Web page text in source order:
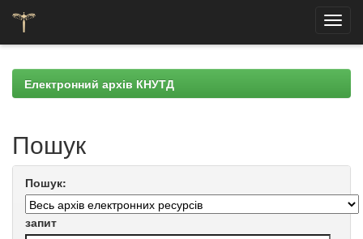
navigationЕлектронний архів КНУТД
Пошук
Пошук:
запит